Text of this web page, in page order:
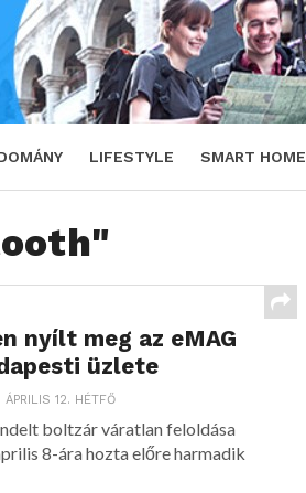
LIFESTYLE SMART HOME
nyílt meg az eMAG
üzlete
ÁPRILIS 12. HÉTFŐ
boltzár váratlan feloldása
8-ára hozta előre harmadik